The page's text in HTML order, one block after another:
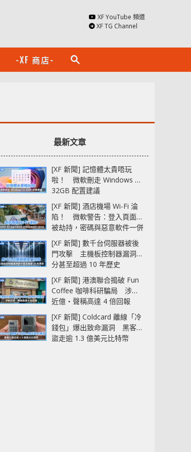
XF YouTube 頻道
XF TG Channel
-XF 商店- search
最新文章
[XF 新聞] 記憶體太貴唔玩
啦！ 微軟刪走 Windows 11
32GB 配置建議
[XF 新聞] 酒店機場 Wi-Fi 淪
陷！ 微軟警告：登入頁面可
被劫持，密碼與惡意軟件一併
中招
[XF 新聞] 數千台伺服器被後
門攻擊 主機板控制器漏洞部
分甚至超過 10 年歷史
[XF 新聞] 港澳聯合搗破 Fun
Coffee 咖啡科研騙局 涉款
近億‧聲稱高達 4 倍回報
[XF 新聞] Coldcard 離線「冷
錢包」爆出致命漏洞 黑客已
盜走逾 1.3 億美元比特幣